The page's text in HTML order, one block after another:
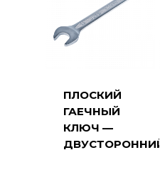
ПЛОСКИЙ
ГАЕЧНЫЙ
КЛЮЧ —
ДВУСТОРОННИЙ